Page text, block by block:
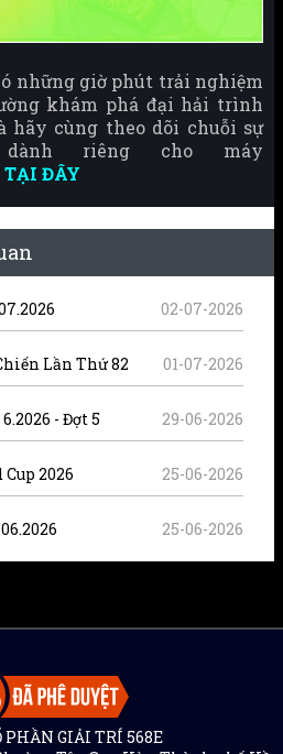
những giờ phút trải nghiệm
khám phá đại hải trình
hãy cùng theo dõi chuỗi sự
riêng cho máy
TẠI ĐÂY
02-07-2026
Lần Thứ 82 01-07-2026
- Đợt 5 29-06-2026
2026 25-06-2026
25-06-2026
PHẦN GIẢI TRÍ 568E